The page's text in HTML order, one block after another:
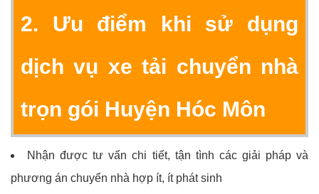
2. Ưu điểm khi sử dụng
dịch vụ xe tải chuyển nhà
trọn gói Huyện Hóc Môn
Nhận được tư vấn chi tiết, tận tình các giải pháp và
phương án chuyển nhà hợp ít, ít phát sinh